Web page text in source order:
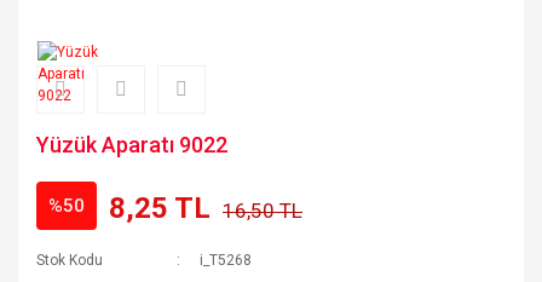
Yüzük Aparatı 9022
%50 8,25 TL 16,50 TL
Stok Kodu
i_T5268